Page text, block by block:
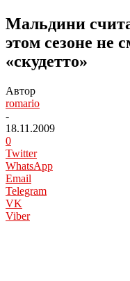
Мальдини
этом сезоне не
«скудетто»
Автор
romario
-
18.11.2009
0
Twitter
WhatsApp
Email
Telegram
VK
Viber